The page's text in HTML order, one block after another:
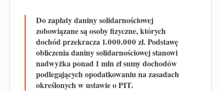
Do zapłaty daniny solidarnościowej
zobowiązane są osoby fizyczne, których
dochód przekracza 1.000.000 zł. Podstawę
obliczenia daniny solidarnościowej stanowi
nadwyżka ponad 1 mln zł sumy dochodów
podlegających opodatkowaniu na zasadach
określonych w ustawie o PIT.